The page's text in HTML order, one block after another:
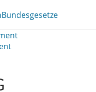
Bundesgesetze